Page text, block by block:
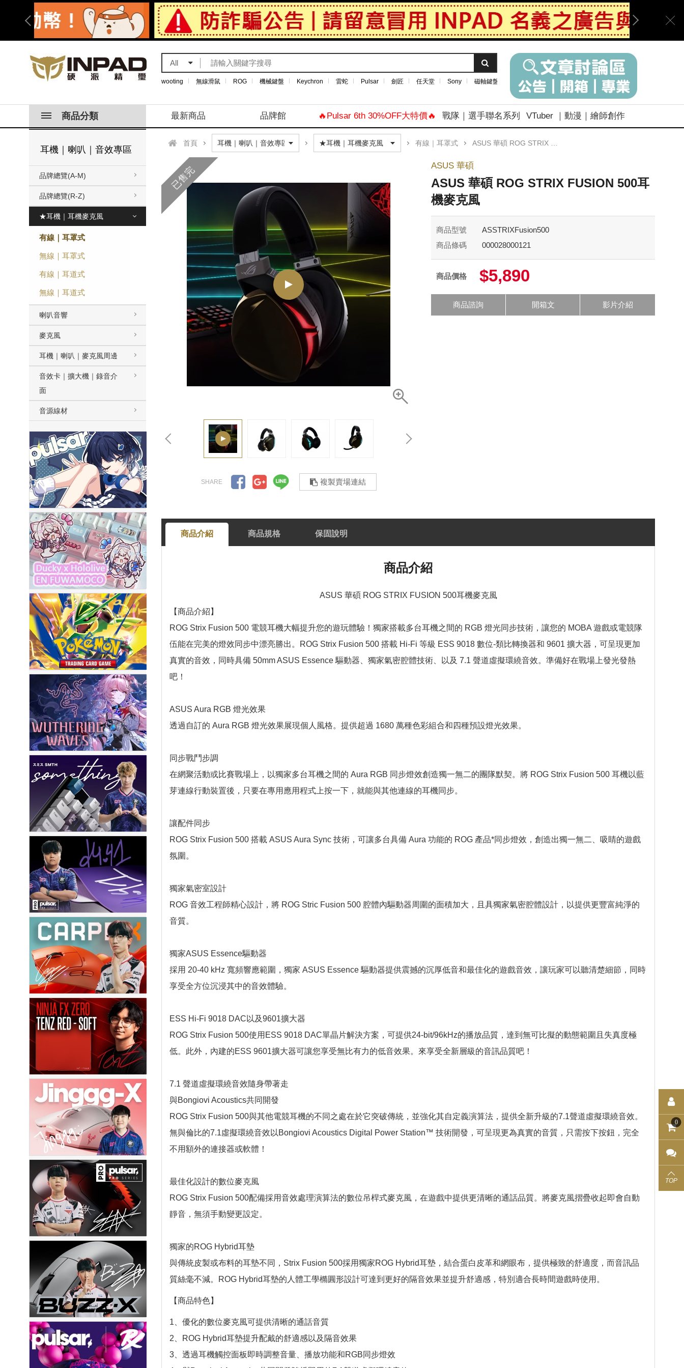
All
wooting 無線滑鼠 ROG 機械鍵盤 Keychron 雷蛇 Pulsar 劍匠 任天堂 Sony 磁軸鍵盤
商品分類 最新商品 品牌館 🔥Pulsar 6th 30%OFF大特價🔥 戰隊｜選手聯名系列 VTuber ｜動漫｜繪師創作
耳機｜喇叭｜音效專區
品牌總覽(A-M)
品牌總覽(R-Z)
★耳機｜耳機麥克風
有線｜耳罩式
無線｜耳罩式
有線｜耳道式
無線｜耳道式
喇叭音響
麥克風
耳機｜喇叭｜麥克風周邊
音效卡｜擴大機｜錄音介
面
音源線材
首頁 有線｜耳罩式 ASUS 華碩 ROG STRIX FUSION 500耳機麥克風
已售完
複製賣場連結
ASUS 華碩
ASUS 華碩 ROG STRIX FUSION 500耳
機麥克風
商品型號
ASSTRIXFusion500
商品條碼
000028000121
商品價格 $5,890
商品諮詢 開箱文 影片介紹
商品介紹 商品規格 保固說明
商品介紹
ASUS 華碩 ROG STRIX FUSION 500耳機麥克風
【商品介紹】
ROG Strix Fusion 500 電競耳機大幅提升您的遊玩體驗！獨家搭載多台耳機之間的 RGB 燈光同步技術，讓您的 MOBA 遊戲或電競隊
伍能在完美的燈效同步中漂亮勝出。ROG Strix Fusion 500 搭載 Hi-Fi 等級 ESS 9018 數位-類比轉換器和 9601 擴大器，可呈現更加
真實的音效，同時具備 50mm ASUS Essence 驅動器、獨家氣密腔體技術、以及 7.1 聲道虛擬環繞音效。準備好在戰場上發光發熱
吧！
ASUS Aura RGB 燈光效果
透過自訂的 Aura RGB 燈光效果展現個人風格。提供超過 1680 萬種色彩組合和四種預設燈光效果。
同步戰鬥步調
在網聚活動或比賽戰場上，以獨家多台耳機之間的 Aura RGB 同步燈效創造獨一無二的團隊默契。將 ROG Strix Fusion 500 耳機以藍
芽連線行動裝置後，只要在專用應用程式上按一下，就能與其他連線的耳機同步。
讓配件同步
ROG Strix Fusion 500 搭載 ASUS Aura Sync 技術，可讓多台具備 Aura 功能的 ROG 產品*同步燈效，創造出獨一無二、吸睛的遊戲
氛圍。
獨家氣密室設計
ROG 音效工程師精心設計，將 ROG Stric Fusion 500 腔體內驅動器周圍的面積加大，且具獨家氣密腔體設計，以提供更豐富純淨的
音質。
獨家ASUS Essence驅動器
採用 20-40 kHz 寬頻響應範圍，獨家 ASUS Essence 驅動器提供震撼的沉厚低音和最佳化的遊戲音效，讓玩家可以聽清楚細節，同時
享受全方位沉浸其中的音效體驗。
ESS Hi-Fi 9018 DAC以及9601擴大器
ROG Strix Fusion 500使用ESS 9018 DAC單晶片解決方案，可提供24-bit/96kHz的播放品質，達到無可比擬的動態範圍且失真度極
低。此外，內建的ESS 9601擴大器可讓您享受無比有力的低音效果。來享受全新層級的音訊品質吧！
7.1 聲道虛擬環繞音效隨身帶著走
與Bongiovi Acoustics共同開發
ROG Strix Fusion 500與其他電競耳機的不同之處在於它突破傳統，並強化其自定義演算法，提供全新升級的7.1聲道虛擬環繞音效。
無與倫比的7.1虛擬環繞音效以Bongiovi Acoustics Digital Power Station™ 技術開發，可呈現更為真實的音質，只需按下按鈕，完全
不用額外的連接器或軟體！
最佳化設計的數位麥克風
ROG Strix Fusion 500配備採用音效處理演算法的數位吊桿式麥克風，在遊戲中提供更清晰的通話品質。將麥克風摺疊收起即會自動
靜音，無須手動變更設定。
獨家的ROG Hybrid耳墊
與傳統皮製或布料的耳墊不同，Strix Fusion 500採用獨家ROG Hybrid耳墊，結合蛋白皮革和網眼布，提供極致的舒適度，而音訊品
質絲毫不減。ROG Hybrid耳墊的人體工學橢圓形設計可達到更好的隔音效果並提升舒適感，特別適合長時間遊戲時使用。
【商品特色】
1、優化的數位麥克風可提供清晰的通話音質
2、ROG Hybrid耳墊提升配戴的舒適感以及隔音效果
3、透過耳機觸控面板即時調整音量、播放功能和RGB同步燈效
0
TOP